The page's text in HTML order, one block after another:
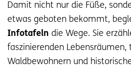
Damit nicht nur die Füße,
etwas geboten bekommt,
Infotafeln die Wege. Sie
faszinierenden Lebensräumen,
Waldbewohnern und